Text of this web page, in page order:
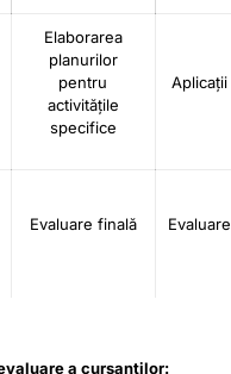
Elaborarea
planurilor
pentru
activitățile
specifice
Aplicații
Evaluare finală Evaluare
a cursanţilor: